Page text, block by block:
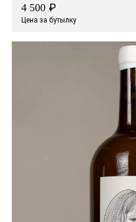
4 500 ₽
Цена за бутылку